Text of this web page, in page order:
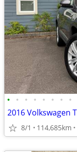
• • • • • • • •
8/1 114,685km